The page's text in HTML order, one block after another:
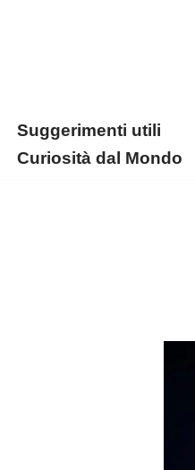
Suggerimenti utili
Curiosità dal Mondo